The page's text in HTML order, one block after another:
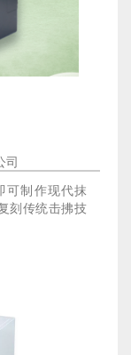
司
可制作现代抹
刻传统击拂技